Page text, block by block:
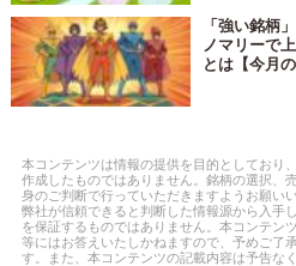
「強い銘柄
ノマリーで
とは【今月
本コンテンツは情報の提供を目的としており
作成したものではありません。銘柄の選択、
身のご判断で行っていただきますようお願い
弊社が信頼できると判断した情報源から入手
を保証するものではありません。本コンテン
等にはお答えいたしかねますので、予めご了
す。また、本コンテンツの記載内容は予告な